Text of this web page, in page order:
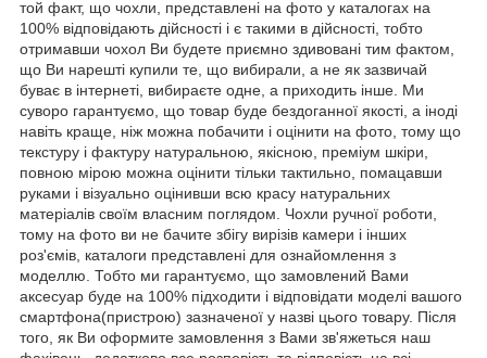
той факт, що чохли, представлені на фото у каталогах на
100% відповідають дійсності і є такими в дійсності, тобто
отримавши чохол Ви будете приємно здивовані тим фактом,
що Ви нарешті купили те, що вибирали, а не як зазвичай
буває в інтернеті, вибираєте одне, а приходить інше. Ми
суворо гарантуємо, що товар буде бездоганної якості, а іноді
навіть краще, ніж можна побачити і оцінити на фото, тому що
текстуру і фактуру натуральною, якісною, преміум шкіри,
повною мірою можна оцінити тільки тактильно, помацавши
руками і візуально оцінивши всю красу натуральних
матеріалів своїм власним поглядом. Чохли ручної роботи,
тому на фото ви не бачите збігу вирізів камери і інших
роз'ємів, каталоги представлені для ознайомлення з
моделлю. Тобто ми гарантуємо, що замовлений Вами
аксесуар буде на 100% підходити і відповідати моделі вашого
смартфона(пристрою) зазначеної у назві цього товару. Після
того, як Ви оформите замовлення з Вами зв'яжеться наш